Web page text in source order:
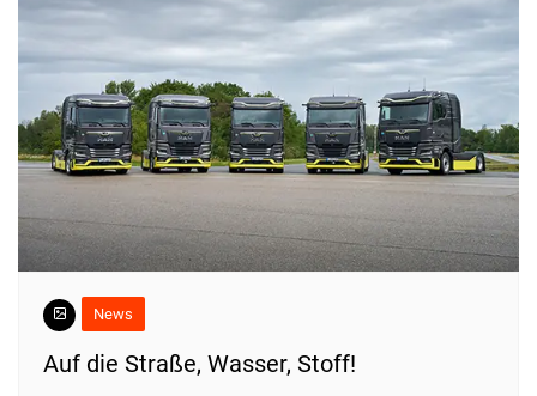
News
​Auf die Straße, Wasser, Stoff!